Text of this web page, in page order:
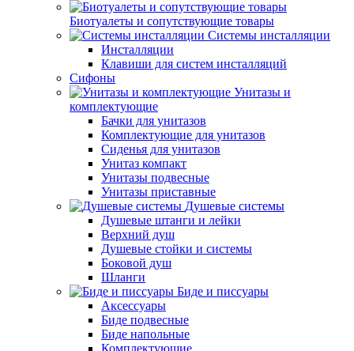
Биотуалеты и сопутствующие товары
Системы инсталляции
Инсталляции
Клавиши для систем инсталляций
Сифоны
Унитазы и
комплектующие
Бачки для унитазов
Комплектующие для унитазов
Сиденья для унитазов
Унитаз компакт
Унитазы подвесные
Унитазы приставные
Душевые системы
Душевые штанги и лейки
Верхний душ
Душевые стойки и системы
Боковой душ
Шланги
Биде и писсуары
Аксессуары
Биде подвесные
Биде напольные
Комплектующие